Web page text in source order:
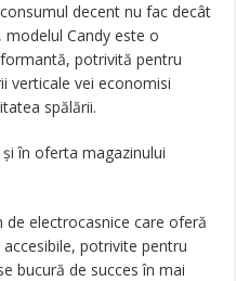
decent nu fac decât
modelul Candy este o
potrivită pentru
verticale vei economisi
spălării.
în oferta magazinului
electrocasnice care oferă
potrivite pentru
bucură de succes în mai